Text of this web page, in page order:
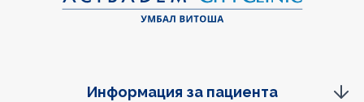
Информация за пациента